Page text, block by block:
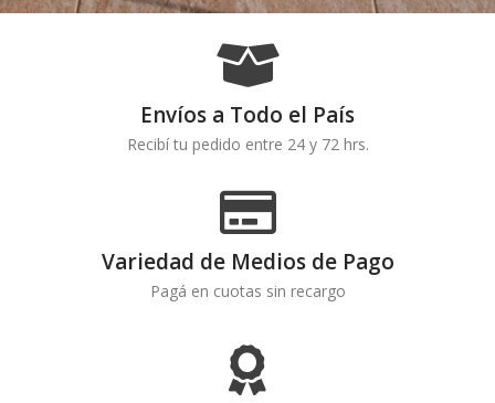
Envíos a Todo el País
Recibí tu pedido entre 24 y 72 hrs.
Variedad de Medios de Pago
Pagá en cuotas sin recargo